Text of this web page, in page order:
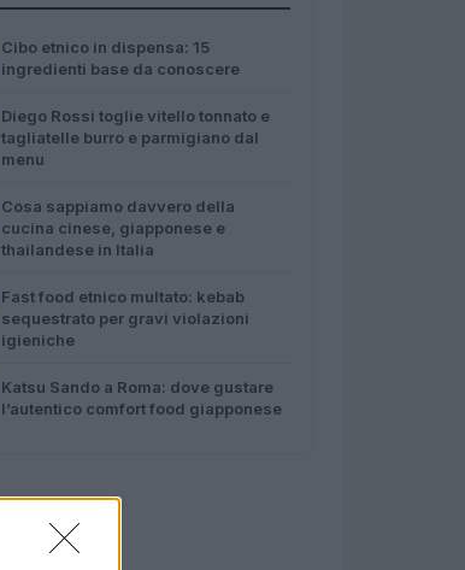
Cibo etnico in dispensa: 15
ingredienti base da conoscere
Diego Rossi toglie vitello tonnato e
tagliatelle burro e parmigiano dal
menu
Cosa sappiamo davvero della
cucina cinese, giapponese e
thailandese in Italia
Fast food etnico multato: kebab
sequestrato per gravi violazioni
igieniche
Katsu Sando a Roma: dove gustare
l’autentico comfort food giapponese